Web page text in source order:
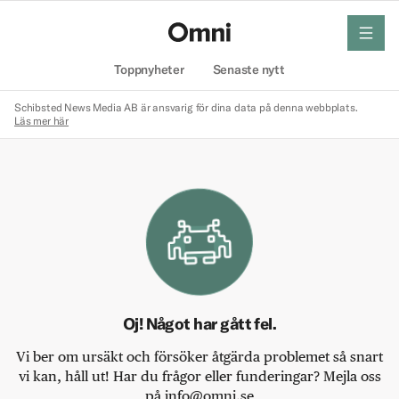
Toppnyheter Senaste nytt
meny
Schibsted News Media AB är ansvarig för dina data på denna webbplats.
Läs mer här
Oj! Något har gått fel.
Vi ber om ursäkt och försöker åtgärda problemet så snart
vi kan, håll ut! Har du frågor eller funderingar? Mejla oss